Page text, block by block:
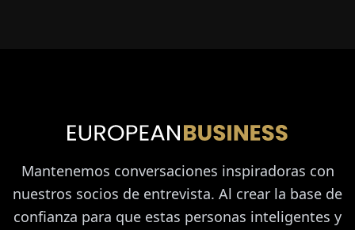
Mantenemos conversaciones inspiradoras con
nuestros socios de entrevista. Al crear la base de
confianza para que estas personas inteligentes y